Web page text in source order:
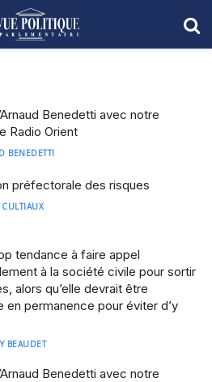
Benedetti avec notre
Radio Orient
BENEDETTI
préfectorale des risques
tendance à faire appel
à la société civile pour sortir
alors qu’elle devrait être
en permanence pour éviter d’y
BEAUDET
Benedetti avec notre